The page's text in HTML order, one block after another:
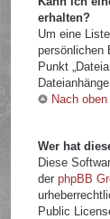
erhalten?
Um eine
persönlichen
Punkt
Nach oben
Wer hat
Diese
derphpBB
Public